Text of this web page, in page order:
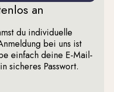
an
du individuelle
bei uns ist
einfach deine E-Mail-
sicheres Passwort.